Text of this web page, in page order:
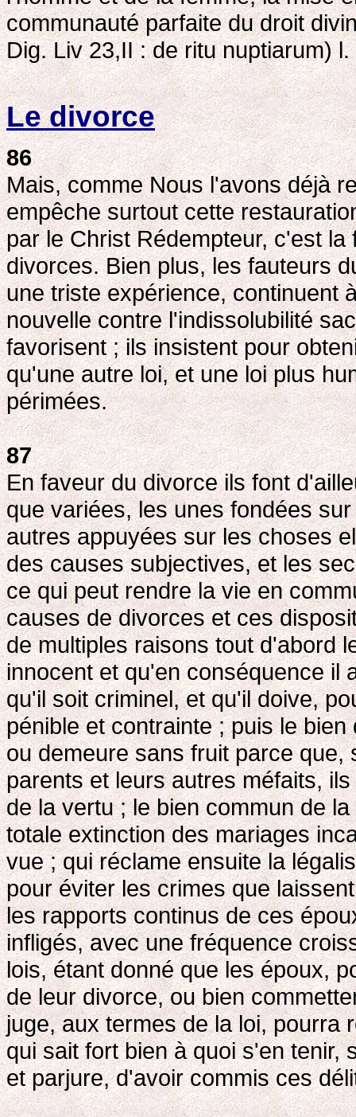
communauté parfaite du droit
Dig. Liv 23,II : de ritu nuptiarum)
Le divorce
86
Mais, comme Nous l'avons déjà
empêche surtout cette
par le Christ Rédempteur, c'est
divorces. Bien plus, les fauteurs
une triste expérience, continuent
nouvelle contre l'indissolubilité
favorisent ; ils insistent pour
qu'une autre loi, et une loi plus
périmées.
87
En faveur du divorce ils font
que variées, les unes fondées
autres appuyées sur les choses
des causes subjectives, et les
ce qui peut rendre la vie en
causes de divorces et ces
de multiples raisons tout d'abord
innocent et qu'en conséquence il
qu'il soit criminel, et qu'il doive,
pénible et contrainte ; puis le
ou demeure sans fruit parce
parents et leurs autres méfaits,
de la vertu ; le bien commun de
totale extinction des mariages
vue ; qui réclame ensuite la
pour éviter les crimes que
les rapports continus de ces
infligés, avec une fréquence
lois, étant donné que les époux,
de leur divorce, ou bien
juge, aux termes de la loi, pourra
qui sait fort bien à quoi s'en tenir,
et parjure, d'avoir commis ces